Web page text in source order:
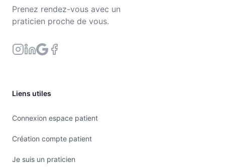
Prenez rendez-vous avec un
praticien proche de vous.
Liens utiles
Connexion espace patient
Création compte patient
Je suis un praticien